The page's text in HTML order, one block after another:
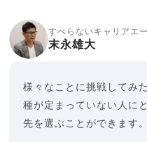
すべらないキャリアエ
末永雄大
様々なことに挑戦してみ
種が定まっていない人に
先を選ぶことができます。